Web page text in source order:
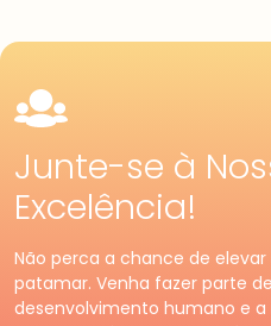
Junte-se à
Excelência!
Não perca a chance de
patamar. Venha fazer parte
desenvolvimento humano e
Pessoa Física
Premium
Tenha acessos exclusivos
e diferenciados da maior
comunidade de Recursos